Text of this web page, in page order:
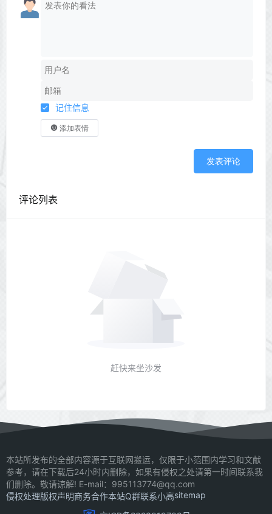
记住信息
添加表情
发表评论
评论列表
赶快来坐沙发
本站所发布的全部内容源于互联网搬运，仅限于小范围内学习和文献
参考，请在下载后24小时内删除，如果有侵权之处请第一时间联系我
们删除。敬请谅解! E-mail：995113774@qq.com
侵权处理版权声明商务合作本站Q群联系小高sitemap